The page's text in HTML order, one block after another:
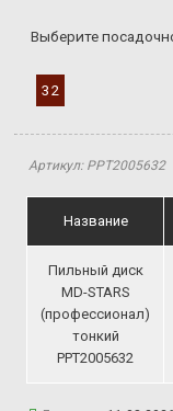
Выберите
32
Артикул: PPT2005632
Название
Пильный диск
MD-STARS
(профессионал)
тонкий
PPT2005632